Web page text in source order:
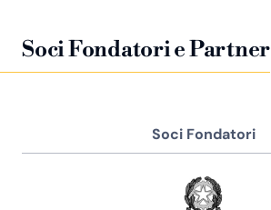
Soci Fondatori e Partner
Soci Fondatori